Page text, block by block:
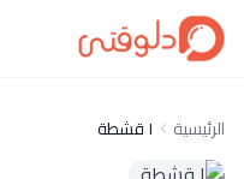
الرئيسية ١ قشطة